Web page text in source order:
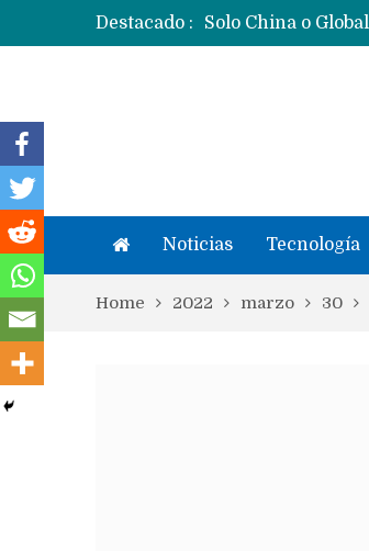
Destacado :
Noticias Tecnología
Home 2022 marzo 30